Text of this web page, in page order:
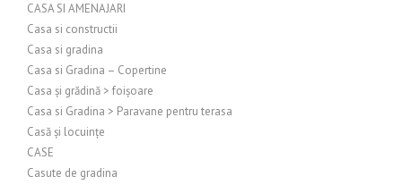
CASA SI AMENAJARI
Casa si constructii
Casa si gradina
Casa si Gradina – Copertine
Casa și grădină > foișoare
Casa si Gradina > Paravane pentru terasa
Casă și locuințe
CASE
Casute de gradina